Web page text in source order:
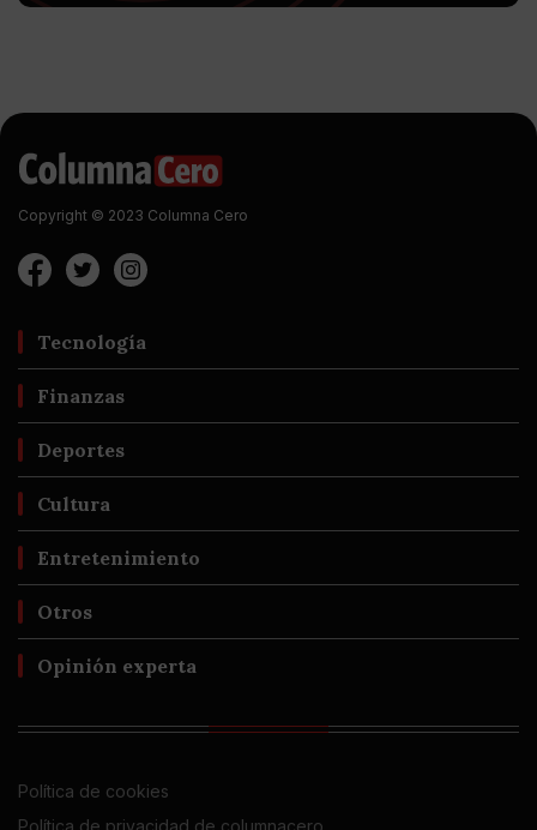
Copyright © 2023 Columna Cero
Tecnología
Finanzas
Deportes
Cultura
Entretenimiento
Otros
Opinión experta
Política de cookies
Política de privacidad de columnacero